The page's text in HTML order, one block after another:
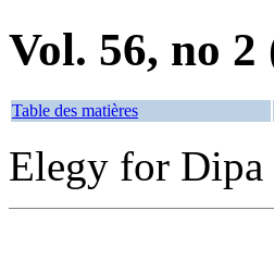
Vol. 56, no
Table des matières
Elegy for Dipa